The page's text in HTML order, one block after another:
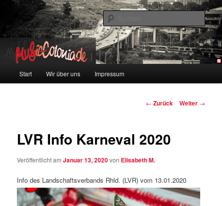
wechseln
music-colonia
Colonia und Musik!
Start Wir über uns Impressum
Beitragsnavigation
← Zurück Weiter →
LVR Info Karneval 2020
Veröffentlicht amJanuar 13, 2020von Elisabeth M.
Info des Landschaftsverbands Rhld. (LVR) vom 13.01.2020